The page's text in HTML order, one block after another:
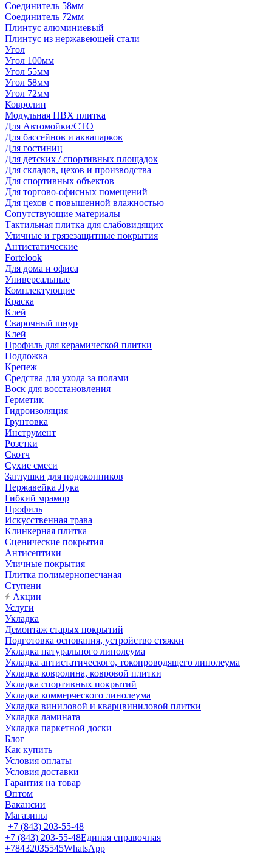
Соединитель 58мм
Соединитель 72мм
Плинтус алюминиевый
Плинтус из нержавеющей стали
Угол
Угол 100мм
Угол 55мм
Угол 58мм
Угол 72мм
Ковролин
Модульная ПВХ плитка
Для Автомойки/СТО
Для бассейнов и аквапарков
Для гостиниц
Для детских / спортивных площадок
Для складов, цехов и производства
Для спортивных объектов
Для торгово-офисных помещений
Для цехов с повышенной влажностью
Сопутствующие материалы
Тактильная плитка для слабовидящих
Уличные и грязезащитные покрытия
Антистатические
Fortelook
Для дома и офиса
Универсальные
Комплектующие
Краска
Клей
Сварочный шнур
Клей
Профиль для керамической плитки
Подложка
Крепеж
Средства для ухода за полами
Воск для восстановления
Герметик
Гидроизоляция
Грунтовка
Инструмент
Розетки
Скотч
Сухие смеси
Заглушки для подоконников
Нержавейка Лука
Гибкий мрамор
Профиль
Искусственная трава
Клинкерная плитка
Сценические покрытия
Антисептики
Уличные покрытия
Плитка полимернопесчаная
Ступени
Акции
Услуги
Укладка
Демонтаж старых покрытий
Подготовка основания, устройство стяжки
Укладка натурального линолеума
Укладка антистатического, токопроводящего линолеума
Укладка ковролина, ковровой плитки
Укладка спортивных покрытий
Укладка коммерческого линолеума
Укладка виниловой и кварцвиниловой плитки
Укладка ламината
Укладка паркетной доски
Блог
Как купить
Условия оплаты
Условия доставки
Гарантия на товар
Оптом
Вакансии
Магазины
+7 (843) 203-55-48
+7 (843) 203-55-48Единая справочная
+78432035545WhatsApp